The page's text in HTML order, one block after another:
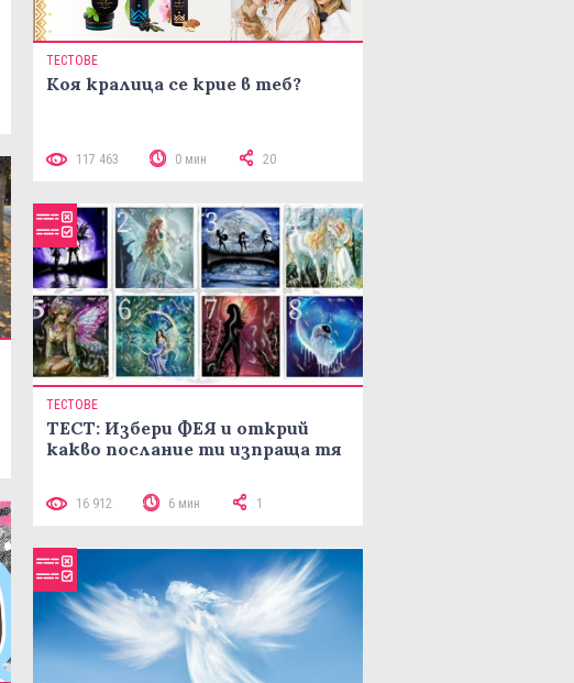
ТЕСТОВЕ
Коя кралица се крие в теб?
117 463 0 мин 20
ТЕСТОВЕ
ТЕСТ: Избери ФЕЯ и открий
какво послание ти изпраща тя
16 912 6 мин 1